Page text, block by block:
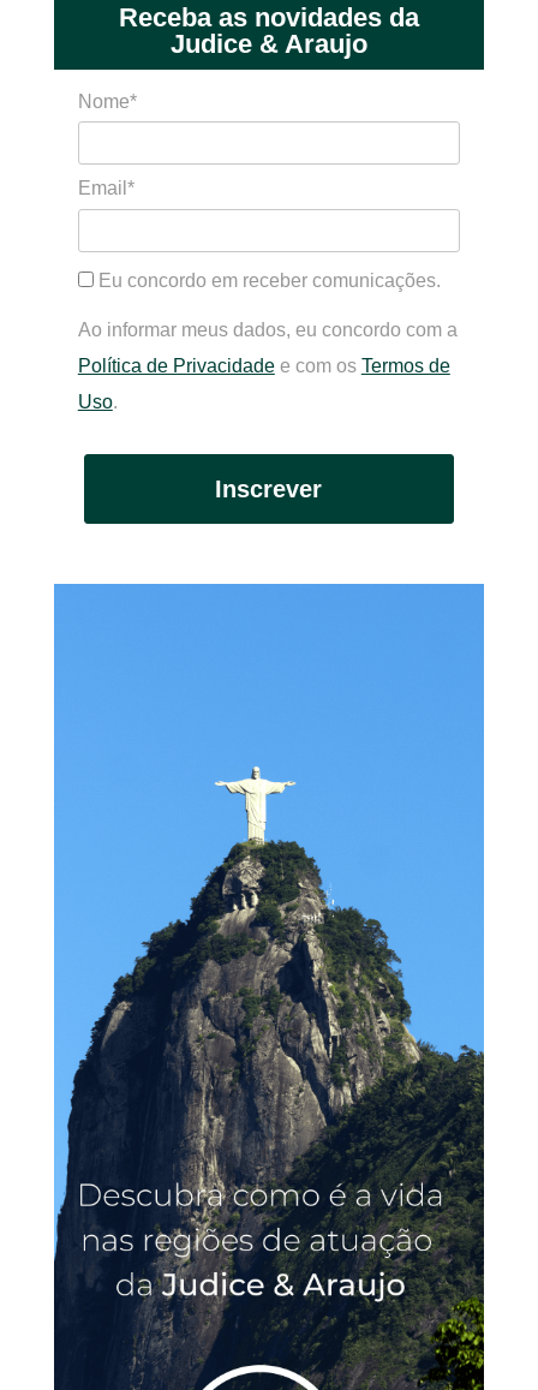
Receba as novidades da
Judice & Araujo
Nome*
Email*
Eu concordo em receber comunicações.
Ao informar meus dados, eu concordo com a
Política de Privacidadee com os Termos de
Uso.
Inscrever